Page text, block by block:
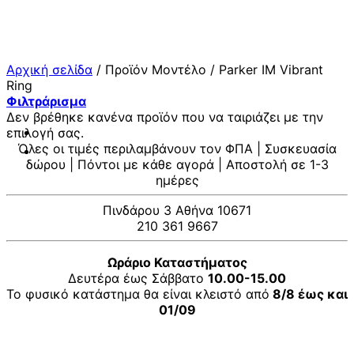
Αρχική σελίδα / Προϊόν Μοντέλο / Parker IM Vibrant
Ring
Φιλτράρισμα
Δεν βρέθηκε κανένα προϊόν που να ταιριάζει με την
επιλογή σας.
Όλες οι τιμές περιλαμβάνουν τον ΦΠΑ | Συσκευασία
δώρου | Πόντοι με κάθε αγορά | Αποστολή σε 1-3
ημέρες
Πινδάρου 3 Αθήνα 10671
210 361 9667
Ωράριο Καταστήματος
Δευτέρα έως Σάββατο 10.00-15.00
Το φυσικό κατάστημα θα είναι κλειστό από 8/8 έως και
01/09